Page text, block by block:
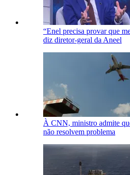
“Enel precisa provar que
diz diretor-geral da Aneel
À CNN, ministro admite
não resolvem problema